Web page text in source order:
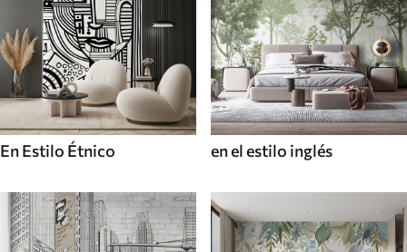
En Estilo Étnico en el estilo inglés